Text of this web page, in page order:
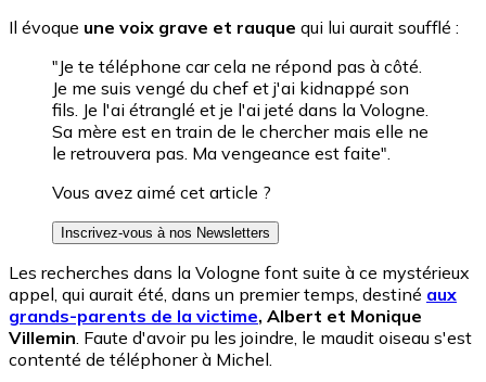
Il évoque une voix grave et rauque qui lui aurait soufflé :
"Je te téléphone car cela ne répond pas à côté.
Je me suis vengé du chef et j'ai kidnappé son
fils. Je l'ai étranglé et je l'ai jeté dans la Vologne.
Sa mère est en train de le chercher mais elle ne
le retrouvera pas. Ma vengeance est faite".
Vous avez aimé cet article ?
Inscrivez-vous à nos Newsletters
Les recherches dans la Vologne font suite à ce mystérieux
appel, qui aurait été, dans un premier temps, destiné aux
grands-parents de la victime, Albert et Monique
Villemin . Faute d'avoir pu les joindre, le maudit oiseau s'est
contenté de téléphoner à Michel.